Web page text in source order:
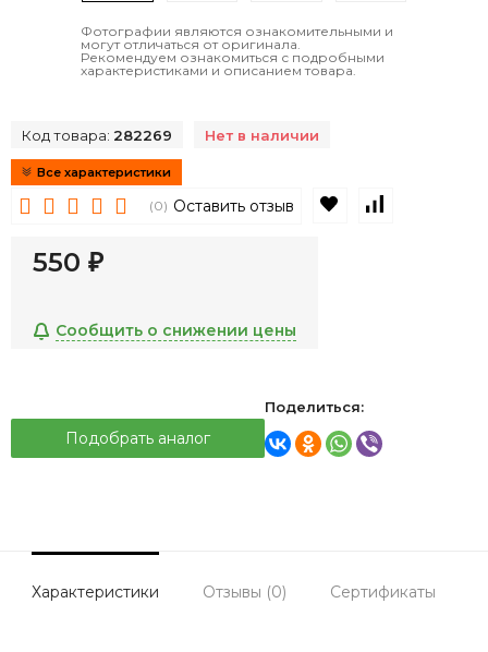
Фотографии являются ознакомительными и
могут отличаться от оригинала.
Рекомендуем ознакомиться с подробными
характеристиками и описанием товара.
Код товара: 282269 Нет в наличии
Все характеристики
(0) Оставить отзыв В избранное
550 ₽
Сообщить о снижении цены
Подобрать аналог
Поделиться:
Характеристики Отзывы (0) Сертификаты